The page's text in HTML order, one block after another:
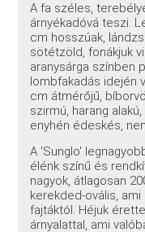
A fa széles,
árnyékadóvá teszi.
cm hosszúak,
sötétzöld, fonákjuk
aranysárga színben
lombfakadás idején
cm átmérőjű,
szirmú, harang
enyhén édeskés,
A 'Sunglo'
élénk színű és
nagyok, átlagosan
kerekded-ovális,
fajtáktól. Héjuk
árnyalattal, ami